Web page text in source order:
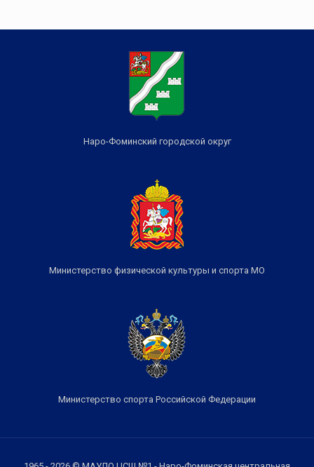
Наро-Фоминский городской округ
Министерство физической культуры и спорта МО
Министерство спорта Российской Федерации